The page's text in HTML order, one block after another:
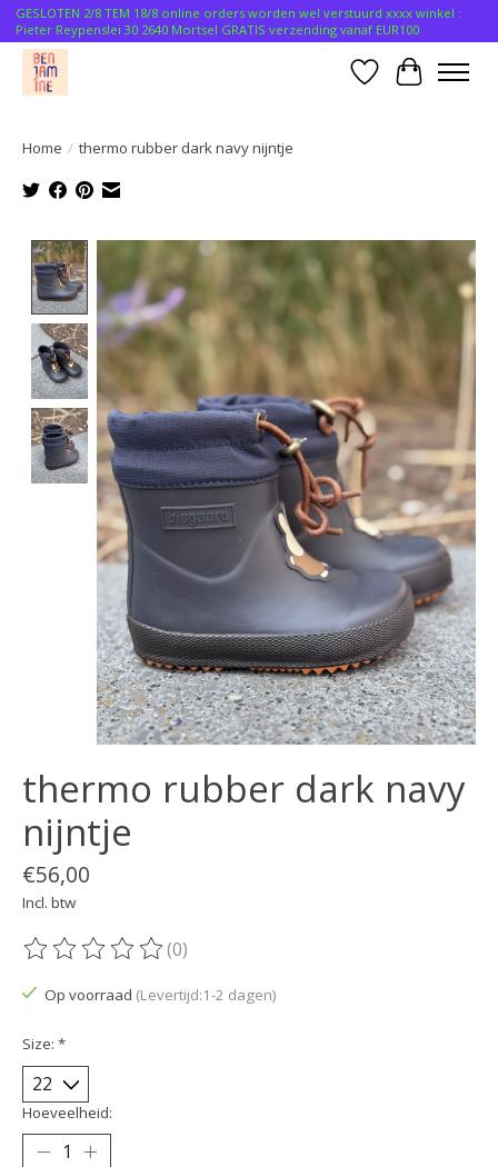
GESLOTEN 2/8 TEM 18/8 online orders worden wel verstuurd xxxx winkel :
Pieter Reypenslei 30 2640 Mortsel GRATIS verzending vanaf EUR100
Verlanglijst
Home / thermo rubber dark navy nijntje
Product image slideshow Items
thermo rubber dark navy
nijntje
€56,00
Incl. btw
De beoordeling van dit product is
(0)
Op voorraad (Levertijd:1-2 dagen)
Size: *
Hoeveelheid: